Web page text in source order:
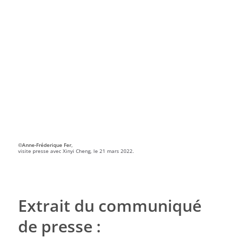
©Anne-Fréderique Fer,
visite presse avec Xinyi Cheng, le 21 mars 2022.
Extrait du communiqué
de presse :